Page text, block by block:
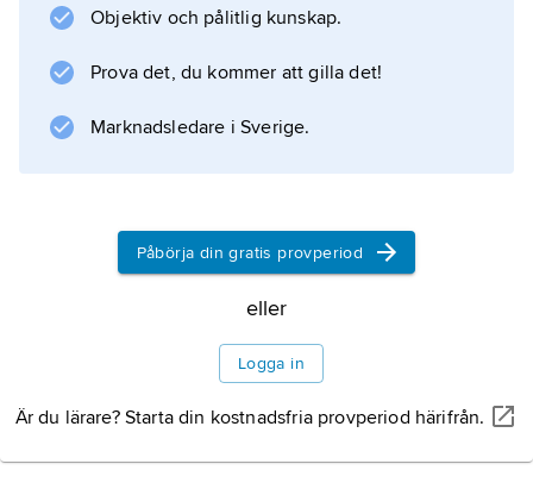
1950-talet var han mycket populär i Sverige
Objektiv och pålitlig kunskap.
Prova det, du kommer att gilla det!
Marknadsledare i Sverige.
Påbörja din gratis provperiod
eller
Logga in
Är du lärare? Starta din kostnadsfria provperiod härifrån.